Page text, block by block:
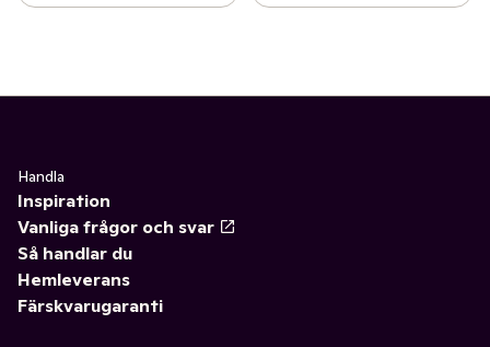
Handla
Inspiration
Vanliga frågor och svar
Så handlar du
Hemleverans
Färskvarugaranti